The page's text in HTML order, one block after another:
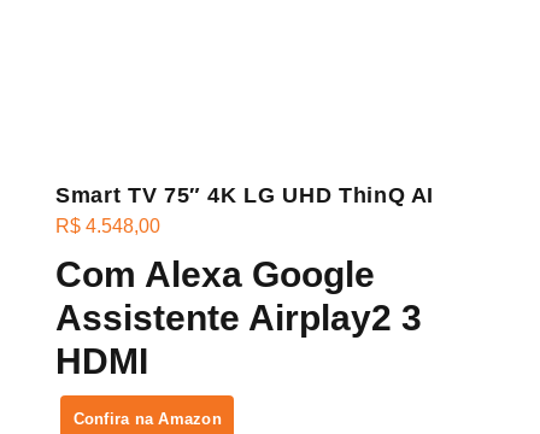
Smart TV 75″ 4K LG UHD ThinQ AI
R$ 4.548,00
Com Alexa Google
Assistente Airplay2 3
HDMI
Confira na Amazon